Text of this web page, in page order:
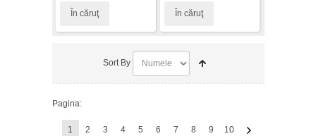
În căruţ În căruţ
Sort By
Pagina:
1 2 3 4 5 6 7 8 9 10